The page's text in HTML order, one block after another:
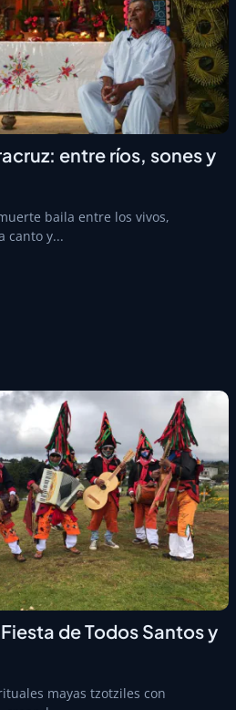
entre ríos, sones y
baila entre los vivos,
canto y...
de Todos Santos y
mayas tzotziles con